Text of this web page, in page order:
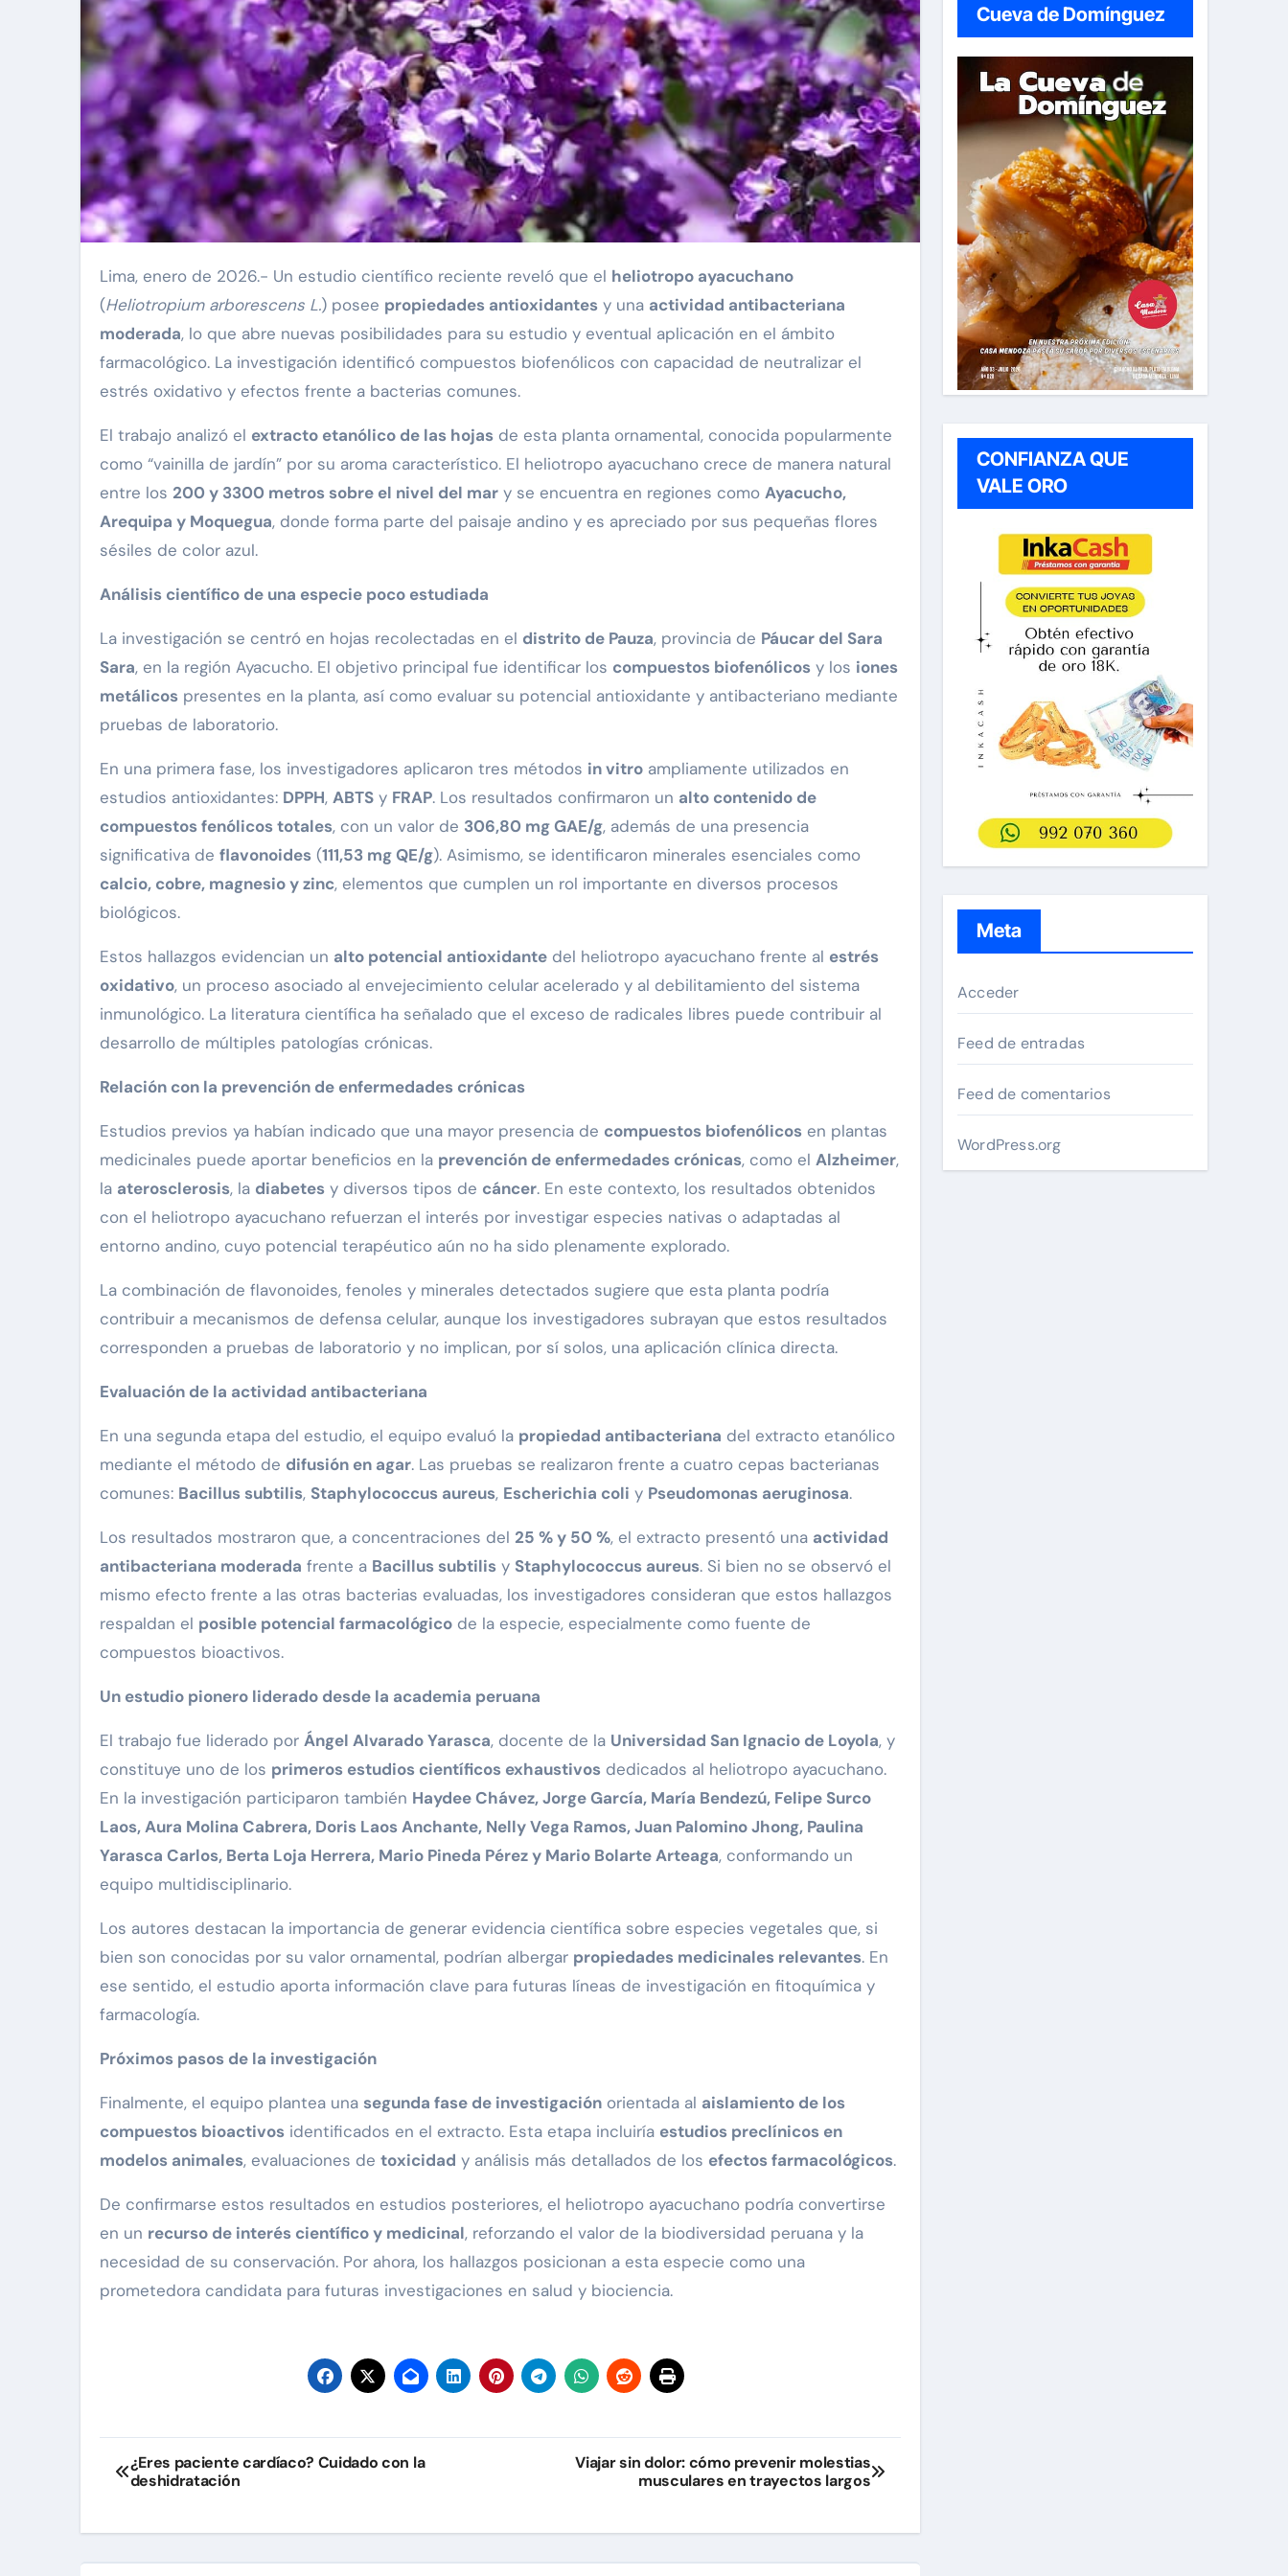
Lima, enero de 2026.- Un estudio científico reciente reveló que el heliotropo ayacuchano
(Heliotropium arborescens L.) posee propiedades antioxidantes y una actividad antibacteriana
moderada, lo que abre nuevas posibilidades para su estudio y eventual aplicación en el ámbito
farmacológico. La investigación identificó compuestos biofenólicos con capacidad de neutralizar el
estrés oxidativo y efectos frente a bacterias comunes.
El trabajo analizó el extracto etanólico de las hojas de esta planta ornamental, conocida popularmente
como “vainilla de jardín” por su aroma característico. El heliotropo ayacuchano crece de manera natural
entre los 200 y 3300 metros sobre el nivel del mar y se encuentra en regiones como Ayacucho,
Arequipa y Moquegua, donde forma parte del paisaje andino y es apreciado por sus pequeñas flores
sésiles de color azul.
Análisis científico de una especie poco estudiada
La investigación se centró en hojas recolectadas en el distrito de Pauza, provincia de Páucar del Sara
Sara, en la región Ayacucho. El objetivo principal fue identificar los compuestos biofenólicos y los iones
metálicos presentes en la planta, así como evaluar su potencial antioxidante y antibacteriano mediante
pruebas de laboratorio.
En una primera fase, los investigadores aplicaron tres métodos in vitro ampliamente utilizados en
estudios antioxidantes: DPPH, ABTS y FRAP. Los resultados confirmaron un alto contenido de
compuestos fenólicos totales, con un valor de 306,80 mg GAE/g, además de una presencia
significativa de flavonoides (111,53 mg QE/g). Asimismo, se identificaron minerales esenciales como
calcio, cobre, magnesio y zinc, elementos que cumplen un rol importante en diversos procesos
biológicos.
Estos hallazgos evidencian un alto potencial antioxidante del heliotropo ayacuchano frente al estrés
oxidativo, un proceso asociado al envejecimiento celular acelerado y al debilitamiento del sistema
inmunológico. La literatura científica ha señalado que el exceso de radicales libres puede contribuir al
desarrollo de múltiples patologías crónicas.
Relación con la prevención de enfermedades crónicas
Estudios previos ya habían indicado que una mayor presencia de compuestos biofenólicos en plantas
medicinales puede aportar beneficios en la prevención de enfermedades crónicas, como el Alzheimer,
la aterosclerosis, la diabetes y diversos tipos de cáncer. En este contexto, los resultados obtenidos
con el heliotropo ayacuchano refuerzan el interés por investigar especies nativas o adaptadas al
entorno andino, cuyo potencial terapéutico aún no ha sido plenamente explorado.
La combinación de flavonoides, fenoles y minerales detectados sugiere que esta planta podría
contribuir a mecanismos de defensa celular, aunque los investigadores subrayan que estos resultados
corresponden a pruebas de laboratorio y no implican, por sí solos, una aplicación clínica directa.
Evaluación de la actividad antibacteriana
En una segunda etapa del estudio, el equipo evaluó la propiedad antibacteriana del extracto etanólico
mediante el método de difusión en agar. Las pruebas se realizaron frente a cuatro cepas bacterianas
comunes: Bacillus subtilis, Staphylococcus aureus, Escherichia coli y Pseudomonas aeruginosa.
Los resultados mostraron que, a concentraciones del 25 % y 50 %, el extracto presentó una actividad
antibacteriana moderada frente a Bacillus subtilis y Staphylococcus aureus. Si bien no se observó el
mismo efecto frente a las otras bacterias evaluadas, los investigadores consideran que estos hallazgos
respaldan el posible potencial farmacológico de la especie, especialmente como fuente de
compuestos bioactivos.
Un estudio pionero liderado desde la academia peruana
El trabajo fue liderado por Ángel Alvarado Yarasca, docente de la Universidad San Ignacio de Loyola, y
constituye uno de los primeros estudios científicos exhaustivos dedicados al heliotropo ayacuchano.
En la investigación participaron también Haydee Chávez, Jorge García, María Bendezú, Felipe Surco
Laos, Aura Molina Cabrera, Doris Laos Anchante, Nelly Vega Ramos, Juan Palomino Jhong, Paulina
Yarasca Carlos, Berta Loja Herrera, Mario Pineda Pérez y Mario Bolarte Arteaga, conformando un
equipo multidisciplinario.
Los autores destacan la importancia de generar evidencia científica sobre especies vegetales que, si
bien son conocidas por su valor ornamental, podrían albergar propiedades medicinales relevantes. En
ese sentido, el estudio aporta información clave para futuras líneas de investigación en fitoquímica y
farmacología.
Próximos pasos de la investigación
Finalmente, el equipo plantea una segunda fase de investigación orientada al aislamiento de los
compuestos bioactivos identificados en el extracto. Esta etapa incluiría estudios preclínicos en
modelos animales, evaluaciones de toxicidad y análisis más detallados de los efectos farmacológicos.
De confirmarse estos resultados en estudios posteriores, el heliotropo ayacuchano podría convertirse
en un recurso de interés científico y medicinal, reforzando el valor de la biodiversidad peruana y la
necesidad de su conservación. Por ahora, los hallazgos posicionan a esta especie como una
prometedora candidata para futuras investigaciones en salud y biociencia.
Navegación
de
entradas
¿Eres paciente cardíaco? Cuidado con la
deshidratación
Viajar sin dolor: cómo prevenir molestias
musculares en trayectos largos
Cueva de Domínguez
CONFIANZA QUE
VALE ORO
Meta
Acceder
Feed de entradas
Feed de comentarios
WordPress.org